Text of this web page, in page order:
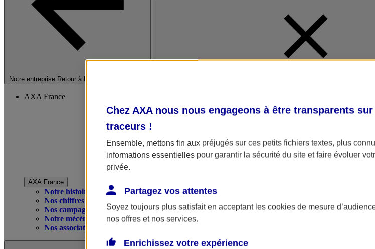
Notre entreprise Retour à la section précédente
AXA France
AXA France
Notre histoire
Nos chiffres clés
Nos campagnes publicitaires
Notre mécénat
Nos associations
Chez AXA nous nous engageons à être transparents
traceurs !
Ensemble, mettons fin aux préjugés sur ces petits fichiers textes, plus
informations essentielles pour garantir la sécurité du site et faire évoluer
privée.
Partagez vos attentes
Soyez toujours plus satisfait en acceptant les cookies de mesure
nos offres et nos services.
Enrichissez votre expérience